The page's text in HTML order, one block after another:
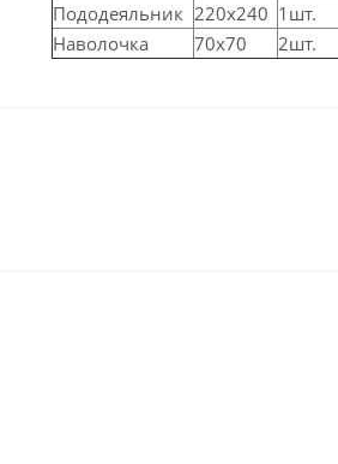
Пододеяльник 220х240 1шт.
Наволочка
70х70 2шт.